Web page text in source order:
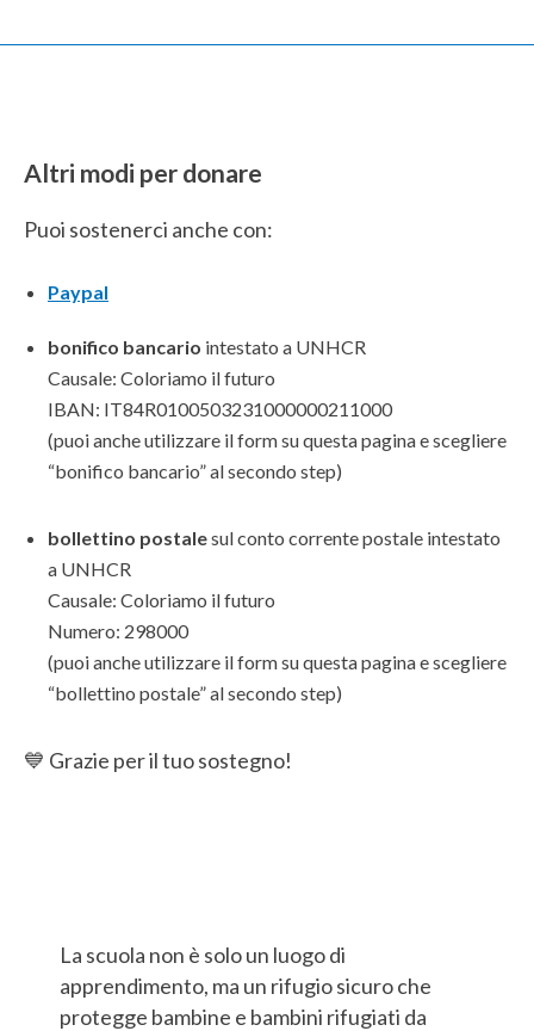
Altri modi per donare
Puoi sostenerci anche con:
Paypal
bonifico bancario intestato a UNHCR
Causale: Coloriamo il futuro
IBAN: IT84R0100503231000000211000
(puoi anche utilizzare il form su questa pagina e scegliere
“bonifico bancario” al secondo step)
bollettino postalesul conto corrente postale intestato
a UNHCR
Causale: Coloriamo il futuro
Numero: 298000
(puoi anche utilizzare il form su questa pagina e scegliere
“bollettino postale” al secondo step)
💙 Grazie per il tuo sostegno!
La scuola non è solo un luogo di
apprendimento, ma un rifugio sicuro che
protegge bambine e bambini rifugiati da